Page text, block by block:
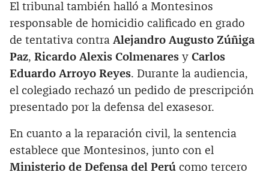
El tribunal también halló a Montesinos
responsable de homicidio calificado en grado
de tentativa contra Alejandro Augusto Zúñiga
Paz, Ricardo Alexis Colmenares y Carlos
Eduardo Arroyo Reyes. Durante la audiencia,
el colegiado rechazó un pedido de prescripción
presentado por la defensa del exasesor.
En cuanto a la reparación civil, la sentencia
establece que Montesinos, junto con el
Ministerio de Defensa del Perú como tercero